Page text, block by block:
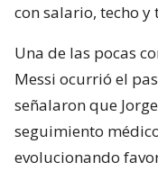
con salario, techo
Una de las pocas
Messi ocurrió el
señalaron que
seguimiento
evolucionando